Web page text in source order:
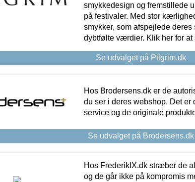
smykkedesign og fremstillede
på festivaler. Med stor
smykker, som afspejlede
dybtfølte værdier. Klik her for at
Se udvalget på Pilgrim.dk
Hos Brodersens.dk er de
du ser i deres webshop. Det er
service og de originale
Se udvalget på Brodersens.dk
Hos FrederikIX.dk stræber de
og de går ikke på kompromis